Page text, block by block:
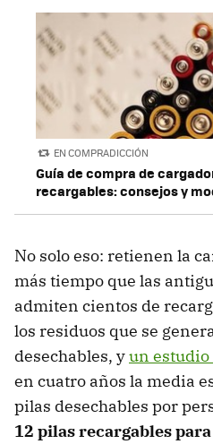
EN COMPRADICCIÓN
Guía de compra de
recargables: consejos y
No solo eso: retienen la
más tiempo que las
admiten cientos de
los residuos que se
desechables, yun estudio
en cuatro años la media
pilas desechables por
12 pilas recargables